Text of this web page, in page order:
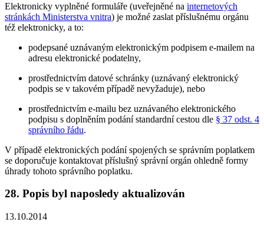
Elektronicky vyplněné formuláře (uveřejněné na internetových
stránkách Ministerstva vnitra) je možné zaslat příslušnému orgánu
též elektronicky, a to:
podepsané uznávaným elektronickým podpisem e-mailem na
adresu elektronické podatelny,
prostřednictvím datové schránky (uznávaný elektronický
podpis se v takovém případě nevyžaduje), nebo
prostřednictvím e-mailu bez uznávaného elektronického
podpisu s doplněním podání standardní cestou dle § 37 odst. 4
správního řádu.
V případě elektronických podání spojených se správním poplatkem
se doporučuje kontaktovat příslušný správní orgán ohledně formy
úhrady tohoto správního poplatku.
28. Popis byl naposledy aktualizován
13.10.2014